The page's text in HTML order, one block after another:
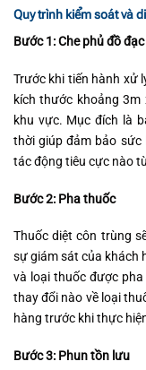
Quy trình kiểm soát và
Bước 1: Che phủ đồ đạc
Trước khi tiến hành xử
kích thước khoảng
khu vực. Mục đích là
thời giúp đảm bảo sức
tác động tiêu cực nào
Bước 2: Pha thuốc
Thuốc diệt côn trùng
sự giám sát của khách
và loại thuốc được
thay đổi nào về loại
hàng trước khi thực
Bước 3: Phun tồn lưu